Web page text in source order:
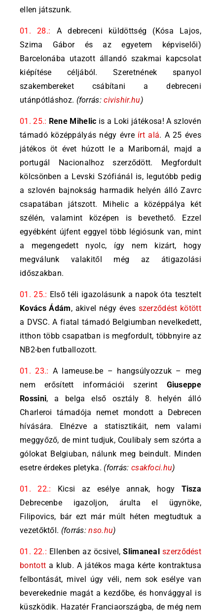
ellen játszunk.
01. 28.: A debreceni küldöttség (Kósa Lajos,
Szima Gábor és az egyetem képviselői)
Barcelonába utazott állandó szakmai kapcsolat
kiépítése céljából. Szeretnének spanyol
szakembereket csábítani a debreceni
utánpótláshoz. (forrás:civishir.hu)
01. 25.: Rene Mihelic is a Loki játékosa! A szlovén
támadó középpályás négy évre írt alá. A 25 éves
játékos öt évet húzott le a Maribornál, majd a
portugál Nacionalhoz szerződött. Megfordult
kölcsönben a Levski Szófiánál is, legutóbb pedig
a szlovén bajnokság harmadik helyén álló Zavrc
csapatában játszott. Mihelic a középpálya két
szélén, valamint középen is bevethető. Ezzel
egyébként újfent eggyel több légiósunk van, mint
a megengedett nyolc, így nem kizárt, hogy
megválunk valakitől még az átigazolási
időszakban.
01. 25.: Első téli igazolásunk a napok óta tesztelt
Kovács Ádám, akivel négy éves szerződést kötött
a DVSC. A fiatal támadó Belgiumban nevelkedett,
itthon több csapatban is megfordult, többnyire az
NB2-ben futballozott.
01. 23.: A lameuse.be – hangsúlyozzuk – meg
nem erősített információi szerint Giuseppe
Rossini, a belga első osztály 8. helyén álló
Charleroi támadója nemet mondott a Debrecen
hívására. Elnézve a statisztikáit, nem valami
meggyőző, de mint tudjuk, Coulibaly sem szórta a
gólokat Belgiuban, nálunk meg beindult. Minden
esetre érdekes pletyka. (forrás: csakfoci.hu)
01. 22.: Kicsi az esélye annak, hogy Tisza
Debrecenbe igazoljon, árulta el ügynöke,
Filipovics, bár ezt már múlt héten megtudtuk a
vezetőktől. (forrás:nso.hu)
01. 22.: Ellenben az öcsivel,Slimaneal szerződést
bontott a klub. A játékos maga kérte kontraktusa
felbontását, mivel úgy véli, nem sok esélye van
beverekednie magát a kezdőbe, és honvággyal is
küszködik. Hazatér Franciaországba, de még nem